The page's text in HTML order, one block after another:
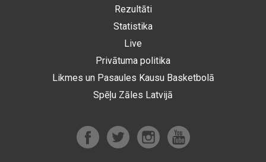
Rezultāti
Statistika
Live
Privātuma politika
Likmes un Pasaules Kausu Basketbolā
Spēļu Zāles Latvijā